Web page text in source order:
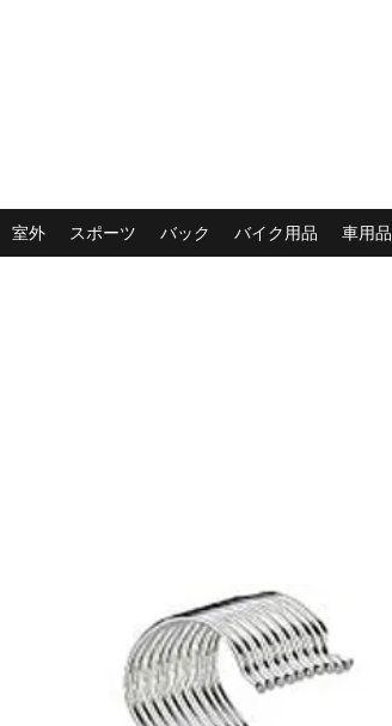
室外 スポーツ バック バイク用品 車用品